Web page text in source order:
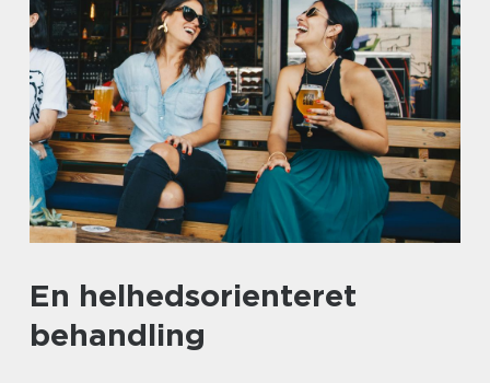
En helhedsorienteret
behandling